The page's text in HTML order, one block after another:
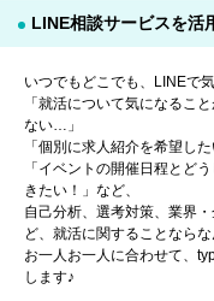
LINE相談サービスを活
いつでもどこでも、LINEで
「就活について気になるこ
ない…」
「個別に求人紹介を希望した
「イベントの開催日程とど
きたい！」など、
自己分析、選考対策、業界
ど、就活に関することならな
お一人お一人に合わせて、
します♪